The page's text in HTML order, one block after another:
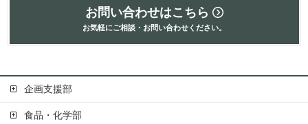
お問い合わせはこちら
お気軽にご相談・お問い合わせください。
企画支援部
食品・化学部